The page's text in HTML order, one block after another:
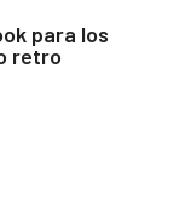
para los
retro